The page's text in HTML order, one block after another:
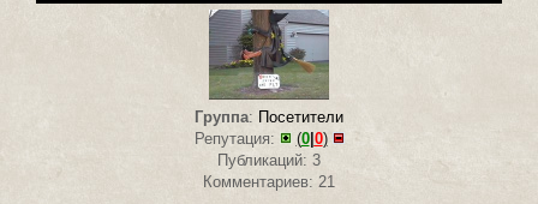
Группа: Посетители
Репутация:
(0|0)
Публикаций: 3
Комментариев: 21